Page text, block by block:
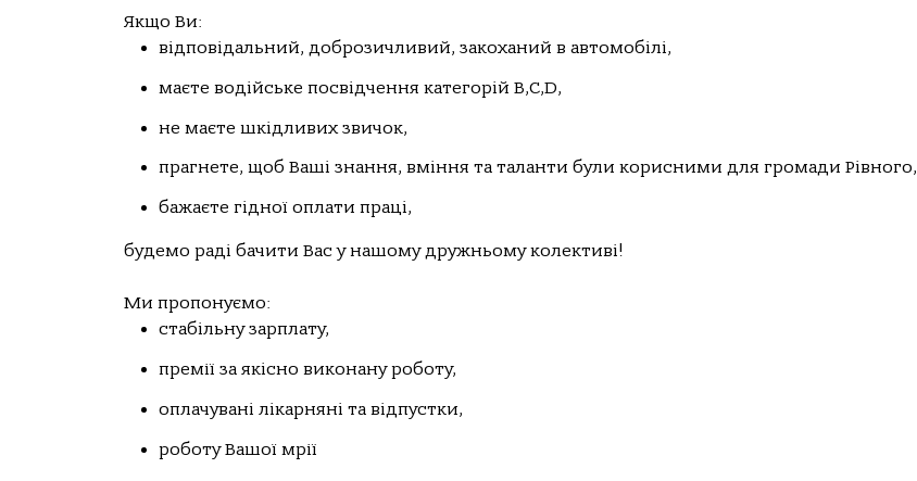
Якщо Ви:
відповідальний, доброзичливий, закоханий в автомобілі,
маєте водійське посвідчення категорій В,С,D,
не маєте шкідливих звичок,
прагнете, щоб Ваші знання, вміння та таланти були корисними для громади Рівного,
бажаєте гідної оплати праці,
будемо раді бачити Вас у нашому дружньому колективі!
Ми пропонуємо:
стабільну зарплату,
премії за якісно виконану роботу,
оплачувані лікарняні та відпустки,
роботу Вашої мрії